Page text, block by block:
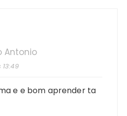
Antonio
e e bom aprender ta